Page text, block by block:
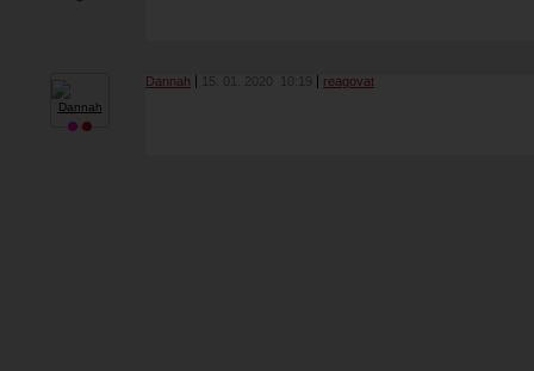
Dannah 15. 01. 2020 10:19 reagovat